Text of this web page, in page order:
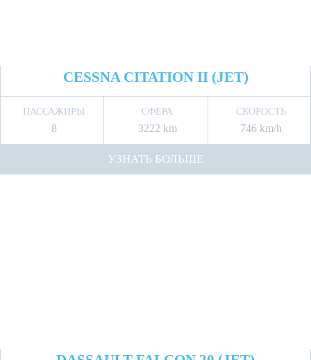
CESSNA CITATION II (JET)
ПАССАЖИРЫ
8
СФЕРА
3222 km
СКОРОСТЬ
746 km/h
УЗНАТЬ БОЛЬШЕ